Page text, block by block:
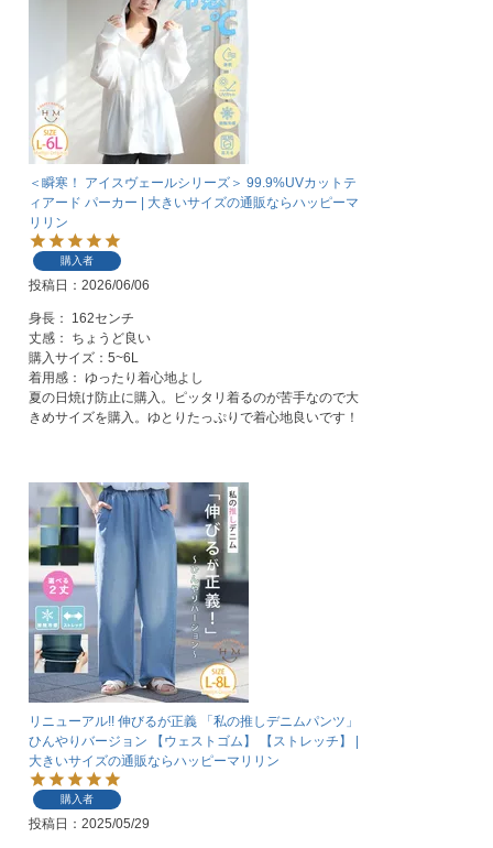
＜瞬寒！ アイスヴェールシリーズ＞ 99.9%UVカットテ
ィアード パーカー | 大きいサイズの通販ならハッピーマ
リリン
購入者
投稿日 2026/06/06
身長： 162センチ
丈感： ちょうど良い
購入サイズ：5~6L
着用感： ゆったり着心地よし
夏の日焼け防止に購入。ピッタリ着るのが苦手なので大
きめサイズを購入。ゆとりたっぷりで着心地良いです！
リニューアル!! 伸びるが正義 「私の推しデニムパンツ」
ひんやりバージョン 【ウェストゴム】 【ストレッチ】 |
大きいサイズの通販ならハッピーマリリン
購入者
投稿日 2025/05/29